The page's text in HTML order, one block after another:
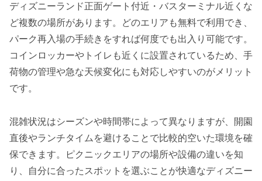
ディズニーランド正面ゲート付近・バスターミナル近くな
ど複数の場所があります。どのエリアも無料で利用でき、
パーク再入場の手続きをすれば何度でも出入り可能です。
コインロッカーやトイレも近くに設置されているため、手
荷物の管理や急な天候変化にも対応しやすいのがメリット
です。
混雑状況はシーズンや時間帯によって異なりますが、開園
直後やランチタイムを避けることで比較的空いた環境を確
保できます。ピクニックエリアの場所や設備の違いを知
り、自分に合ったスポットを選ぶことが快適なディズニー